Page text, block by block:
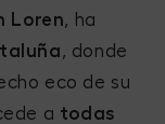
Loren, ha
, donde
eco de su
a todas